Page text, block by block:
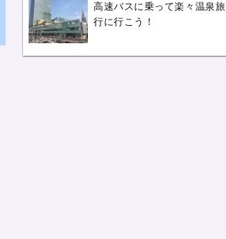
高速バスに乗って楽々温泉旅
行に行こう！